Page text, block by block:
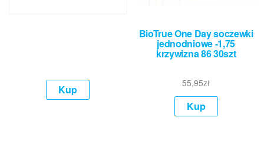
Kup
BioTrue One Day soczewki
jednodniowe -1,75
krzywizna 86 30szt
55,95zł
Kup